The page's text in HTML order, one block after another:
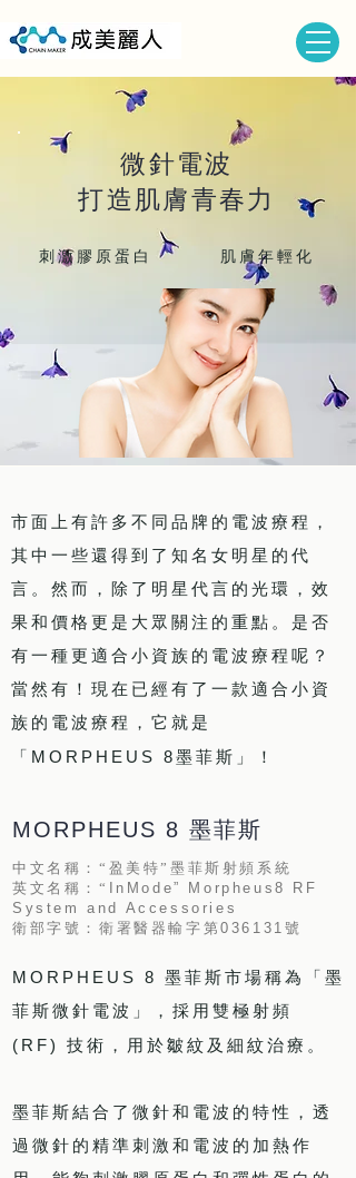
微針電波
打造肌膚青春力
肌膚年輕化
刺激膠原蛋白
市面上有許多不同品牌的電波療程，
其中一些還得到了知名女明星的代
言。然而，除了明星代言的光環，效
果和價格更是大眾關注的重點。是否
有一種更適合小資族的電波療程呢？
當然有！現在已經有了一款適合小資
族的電波療程，它就是
「 MORPHEUS 8墨菲斯」！
MORPHEUS 8 墨菲斯
中文名稱：“盈美特”墨菲斯射頻系統
英文名稱：“
InMode” Morpheus8 RF
System and Accessories
衛部字號：衛署醫器輸字第036131 號
MORPHEUS 8 墨菲斯市場稱為「墨
菲斯微針電波」，採用雙極射頻
(RF) 技術，用於皺紋及細紋治療。
墨菲斯結合了微針和電波的特性，透
過微針的精準刺激和電波的加熱作